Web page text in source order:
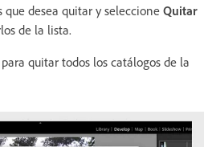
que desea quitar y seleccione Quitar
de la lista.
para quitar todos los catálogos de la